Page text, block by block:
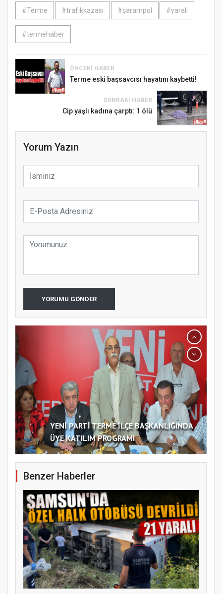
#Terme #trafikkazası #şarampol #yaralı
#termehaber
ÖNCEKI HABER
Terme eski başsavcısı hayatını kaybetti!
SONRAKI HABER
Cip yaşlı kadına çarptı: 1 ölü
Yorum Yazın
YORUMU GÖNDER
ÜYE KATILIM PROGRAMI
Benzer Haberler